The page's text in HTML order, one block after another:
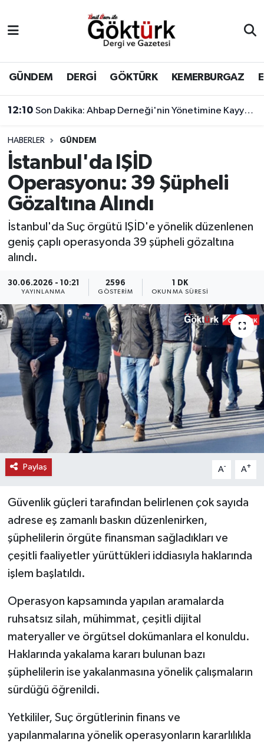
GÜNDEM DERGİ GÖKTÜRK KEMERBURGAZ
12:10 Son Dakika: Ahbap Derneği'nin Yönetimine Kayyum Atandı
HABERLER GÜNDEM
İstanbul'da IŞİD
Operasyonu: 39 Şüpheli
Gözaltına Alındı
İstanbul'da Suç örgütü IŞİD'e yönelik düzenlenen
geniş çaplı operasyonda 39 şüpheli gözaltına
alındı.
30.06.2026 - 10:21
YAYINLANMA
2596
GÖSTERIM
1 DK
OKUNMA SÜRESI
Paylaş A- A+
Güvenlik güçleri tarafından belirlenen çok sayıda
adrese eş zamanlı baskın düzenlenirken,
şüphelilerin örgüte finansman sağladıkları ve
çeşitli faaliyetler yürüttükleri iddiasıyla haklarında
işlem başlatıldı.
Operasyon kapsamında yapılan aramalarda
ruhsatsız silah, mühimmat, çeşitli dijital
materyaller ve örgütsel dokümanlara el konuldu.
Haklarında yakalama kararı bulunan bazı
şüphelilerin ise yakalanmasına yönelik çalışmaların
sürdüğü öğrenildi.
Yetkililer, Suç örgütlerinin finans ve
yapılanmalarına yönelik operasyonların kararlılıkla
BİLİM
DERGİ
DÜNYA
EĞİTİM
EKONOMİ
GÖKTÜRK
GÜNDEM
KEMERBURGAZ
KÜLTÜR - SANAT
MAGAZİN
ÖZEL HABER
SAĞLIK
SPOR
TEKNOLOJİ
TİCARET
YAŞAM
Eyüpsultan Hava Durumu
Eyüpsultan Trafik Yoğunluk Haritası
Süper Lig Puan Durumu ve Fikstür
Tüm Manşetler
Son Dakika Haberleri
Haber Arşivi